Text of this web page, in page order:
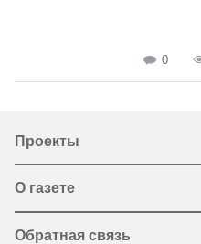
0
Проекты
О газете
Обратная связь